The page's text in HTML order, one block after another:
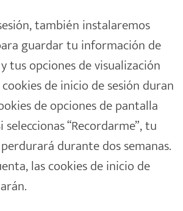
también instalaremos
guardar tu información de
tus opciones de visualización
de inicio de sesión duran
de opciones de pantalla
“Recordarme”, tu
durante dos semanas.
las cookies de inicio de